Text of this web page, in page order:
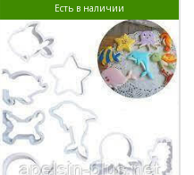
Есть в наличии